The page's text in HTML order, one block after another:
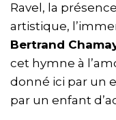
Ravel, la
artistique,
Bertrand
cet hymne à
donné ici par un
par un enfant